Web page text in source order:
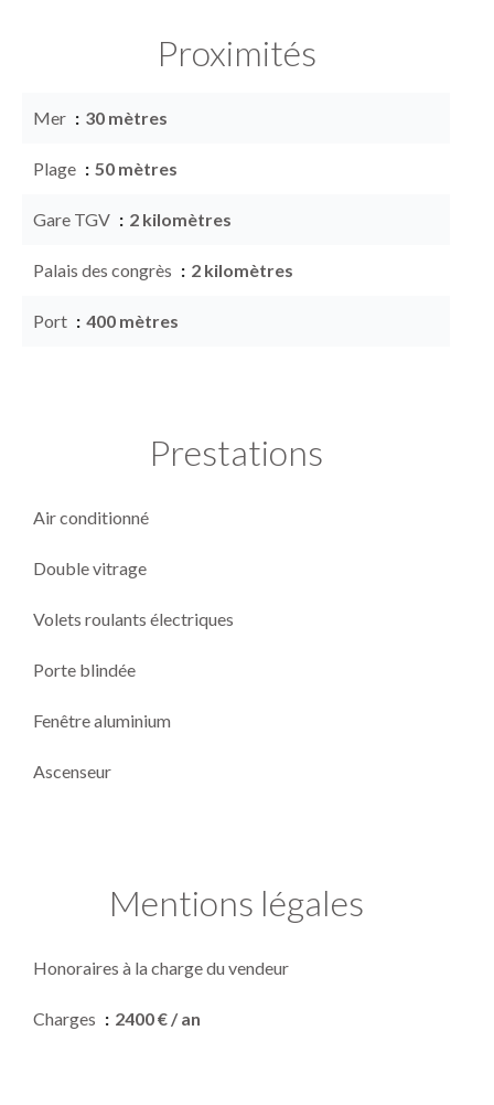
Proximités
Mer 30 mètres
Plage 50 mètres
Gare TGV 2 kilomètres
Palais des congrès 2 kilomètres
Port 400 mètres
Prestations
Air conditionné
Double vitrage
Volets roulants électriques
Porte blindée
Fenêtre aluminium
Ascenseur
Mentions légales
Honoraires à la charge du vendeur
Charges 2400 € / an